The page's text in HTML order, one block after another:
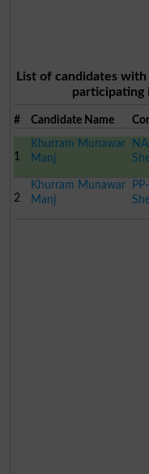
List of candidates
participating
# Candidate Name
1
Khurram Munawar
Manj
2
Khurram Munawar
Manj